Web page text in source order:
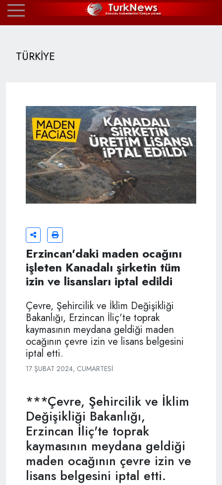
TÜRKİYE
Erzincan'daki maden ocağını
işleten Kanadalı şirketin tüm
izin ve lisansları iptal edildi
Çevre, Şehircilik ve İklim Değişikliği
Bakanlığı, Erzincan İliç'te toprak
kaymasının meydana geldiği maden
ocağının çevre izin ve lisans belgesini
iptal etti.
17 ŞUBAT 2024, CUMARTESI
***Çevre, Şehircilik ve İklim
Değişikliği Bakanlığı,
Erzincan İliç'te toprak
kaymasının meydana geldiği
maden ocağının çevre izin ve
lisans belgesini iptal etti.